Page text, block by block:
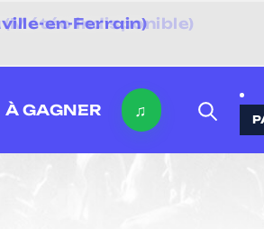
en-Ferrain)
À GAGNER ♫